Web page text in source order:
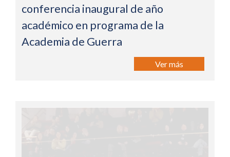
conferencia inaugural de año
académico en programa de la
Academia de Guerra
Ver más